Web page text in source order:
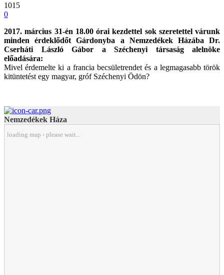
1015
0
2017. március 31-én 18.00 órai kezdettel sok szeretettel várunk
minden érdeklődőt Gárdonyba a Nemzedékek Házába Dr.
Cserháti László Gábor a Széchenyi társaság alelnöke
előadására:
Mivel érdemelte ki a francia becsületrendet és a legmagasabb török
kitüntetést egy magyar, gróf Széchenyi Ödön?
Nemzedékek Háza
loading map - please wait...